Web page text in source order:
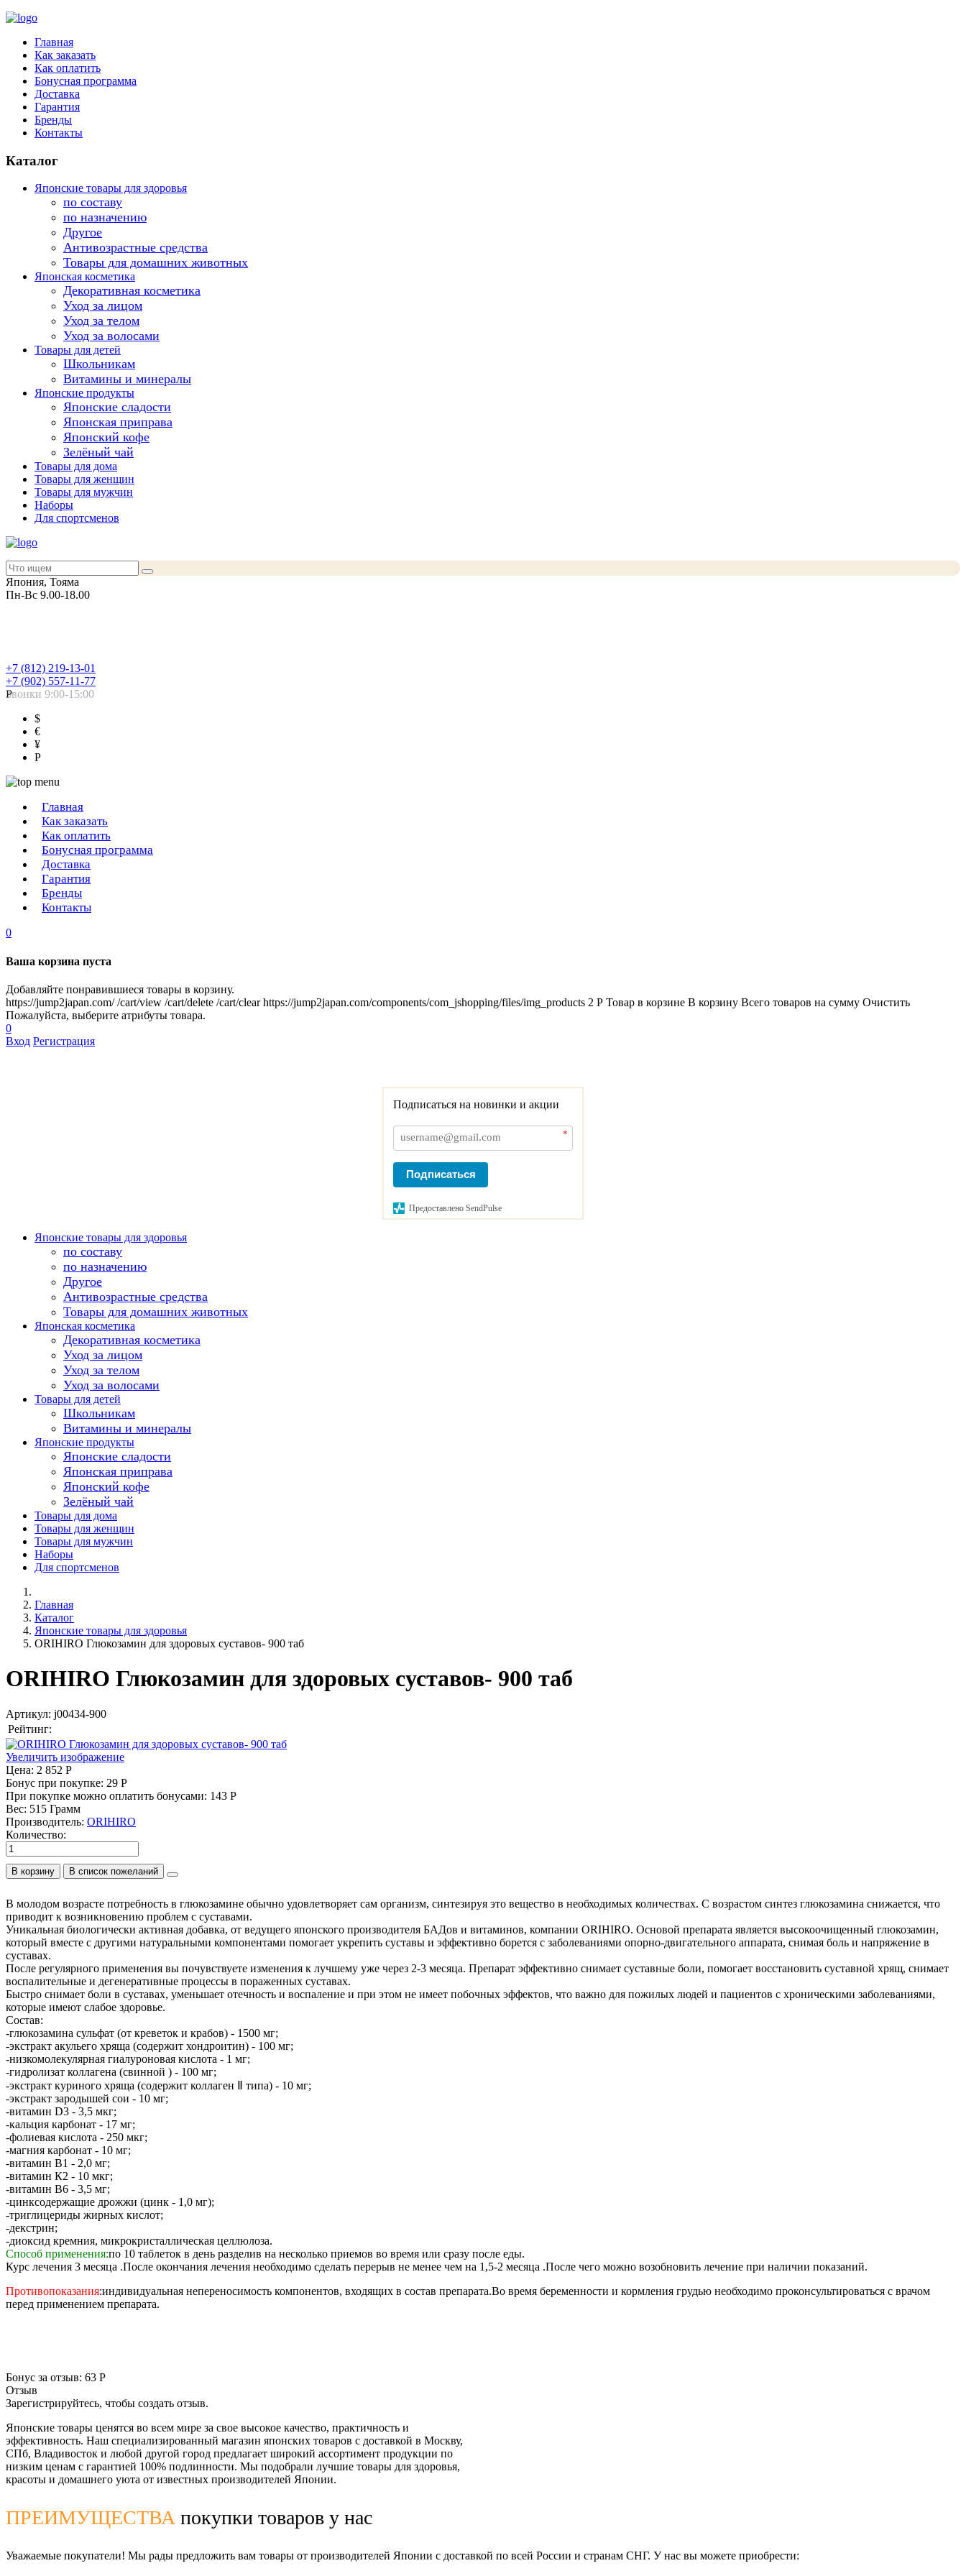
Главная
Как заказать
Как оплатить
Бонусная программа
Доставка
Гарантия
Бренды
Контакты
Каталог
Японские товары для здоровья
по составу
по назначению
Другое
Антивозрастные средства
Товары для домашних животных
Японская косметика
Декоративная косметика
Уход за лицом
Уход за телом
Уход за волосами
Товары для детей
Школьникам
Витамины и минералы
Японские продукты
Японские сладости
Японская приправа
Японский кофе
Зелёный чай
Товары для дома
Товары для женщин
Товары для мужчин
Наборы
Для спортсменов
Япония, Тояма
Пн-Вс 9.00-18.00
+7 (812) 219-13-01
+7 (902) 557-11-77
Звонки 9:00-15:00
Р
$
€
¥
Р
Главная
Как заказать
Как оплатить
Бонусная программа
Доставка
Гарантия
Бренды
Контакты
0
Ваша корзина пуста
Добавляйте понравившиеся товары в корзину.
https://jump2japan.com/ /cart/view /cart/delete /cart/clear https://jump2japan.com/components/com_jshopping/files/img_products 2 Р Товар в корзине В корзину Всего товаров на сумму Очистить
Пожалуйста, выберите атрибуты товара.
0
Вход Регистрация
Подписаться на новинки и акции
*
Подписаться
Предоставлено SendPulse
Японские товары для здоровья
по составу
по назначению
Другое
Антивозрастные средства
Товары для домашних животных
Японская косметика
Декоративная косметика
Уход за лицом
Уход за телом
Уход за волосами
Товары для детей
Школьникам
Витамины и минералы
Японские продукты
Японские сладости
Японская приправа
Японский кофе
Зелёный чай
Товары для дома
Товары для женщин
Товары для мужчин
Наборы
Для спортсменов
Главная
Каталог
Японские товары для здоровья
ORIHIRO Глюкозамин для здоровых суставов- 900 таб
ORIHIRO Глюкозамин для здоровых суставов- 900 таб
Артикул: j00434-900
Рейтинг:
Увеличить изображение
Цена: 2 852 Р
Бонус при покупке: 29 Р
При покупке можно оплатить бонусами: 143 Р
Вес: 515 Грамм
Производитель: ORIHIRO
Количество:
В корзину
В молодом возрасте потребность в глюкозамине обычно удовлетворяет сам организм, синтезируя это вещество в необходимых количествах. С возрастом синтез глюкозамина снижается, что
приводит к возникновению проблем с суставами.
Уникальная биологически активная добавка, от ведущего японского производителя БАДов и витаминов, компании ORIHIRO. Основой препарата является высокоочищенный глюкозамин,
который вместе с другими натуральными компонентами помогает укрепить суставы и эффективно борется с заболеваниями опорно-двигательного аппарата, снимая боль и напряжение в
суставах.
После регулярного применения вы почувствуете изменения к лучшему уже через 2-3 месяца. Препарат эффективно снимает суставные боли, помогает восстановить суставной хрящ, снимает
воспалительные и дегенеративные процессы в пораженных суставах.
Быстро снимает боли в суставах, уменьшает отечность и воспаление и при этом не имеет побочных эффектов, что важно для пожилых людей и пациентов с хроническими заболеваниями,
которые имеют слабое здоровье.
Состав:
-глюкозамина сульфат (от креветок и крабов) - 1500 мг;
-экстракт акульего хряща (содержит хондроитин) - 100 мг;
-низкомолекулярная гиалуроновая кислота - 1 мг;
-гидролизат коллагена (свинной ) - 100 мг;
-экстракт куриного хряща (содержит коллаген Ⅱ типа) - 10 мг;
-экстракт зародышей сои - 10 мг;
-витамин D3 - 3,5 мкг;
-кальция карбонат - 17 мг;
-фолиевая кислота - 250 мкг;
-магния карбонат - 10 мг;
-витамин В1 - 2,0 мг;
-витамин К2 - 10 мкг;
-витамин В6 - 3,5 мг;
-цинксодержащие дрожжи (цинк - 1,0 мг);
-триглицериды жирных кислот;
-декстрин;
-диоксид кремния, микрокристаллическая целлюлоза.
Способ применения:по 10 таблеток в день разделив на несколько приемов во время или сразу после еды.
Курс лечения 3 месяца .После окончания лечения необходимо сделать перерыв не менее чем на 1,5-2 месяца .После чего можно возобновить лечение при наличии показаний.
Противопоказания:индивидуальная непереносимость компонентов, входящих в состав препарата.Во время беременности и кормления грудью необходимо проконсультироваться с врачом
перед применением препарата.
Бонус за отзыв: 63 Р
Отзыв
Зарегистрируйтесь, чтобы создать отзыв.
Японские товары ценятся во всем мире за свое высокое качество, практичность и
эффективность. Наш специализированный магазин японских товаров с доставкой в Москву,
СПб, Владивосток и любой другой город предлагает широкий ассортимент продукции по
низким ценам с гарантией 100% подлинности. Мы подобрали лучшие товары для здоровья,
красоты и домашнего уюта от известных производителей Японии.
ПРЕИМУЩЕСТВА покупки товаров у нас
Уважаемые покупатели! Мы рады предложить вам товары от производителей Японии с доставкой по всей России и странам СНГ. У нас вы можете приобрести: